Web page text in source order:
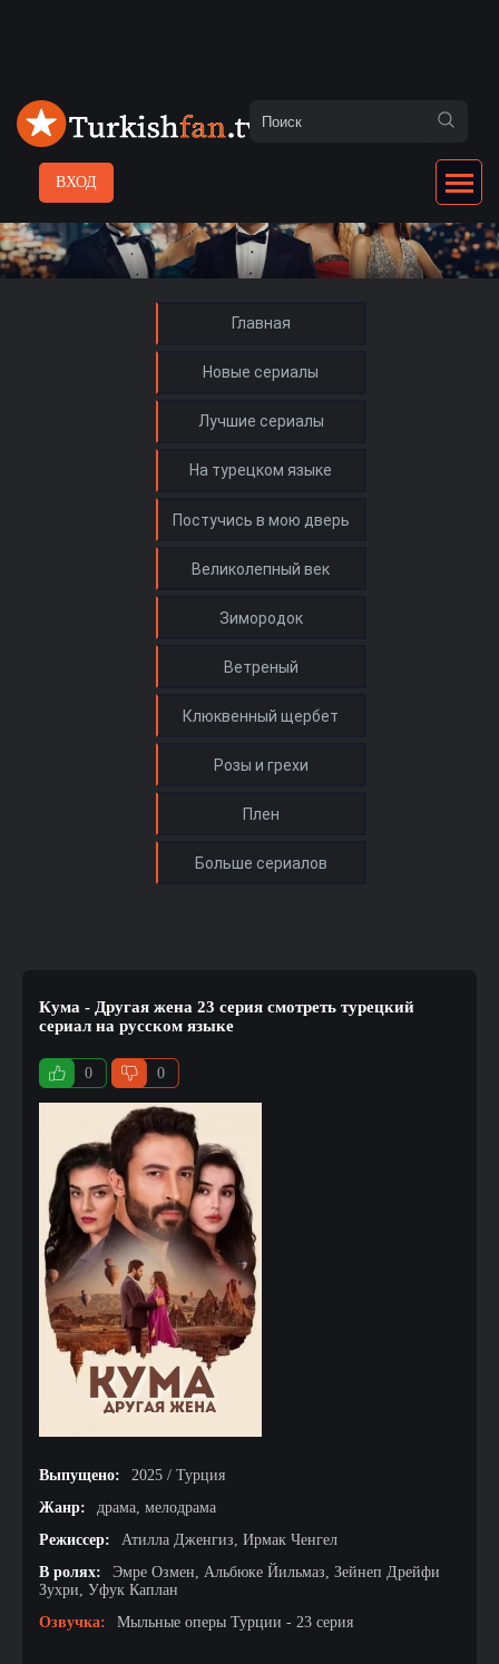
ВХОД
Главная
Новые сериалы
Лучшие сериалы
На турецком языке
Кума - Другая жена 23 серия смотреть турецкий
сериал на русском языке
0 0
Выпущено:
2025 / Турция
Жанр:
драма, мелодрама
Режиссер:
Атилла Дженгиз, Ирмак Ченгел
В ролях:
Эмре Озмен, Альбюке Йильмаз, Зейнеп Дрейфи
Зухри, Уфук Каплан
Озвучка:
Мыльные оперы Турции - 23 серия